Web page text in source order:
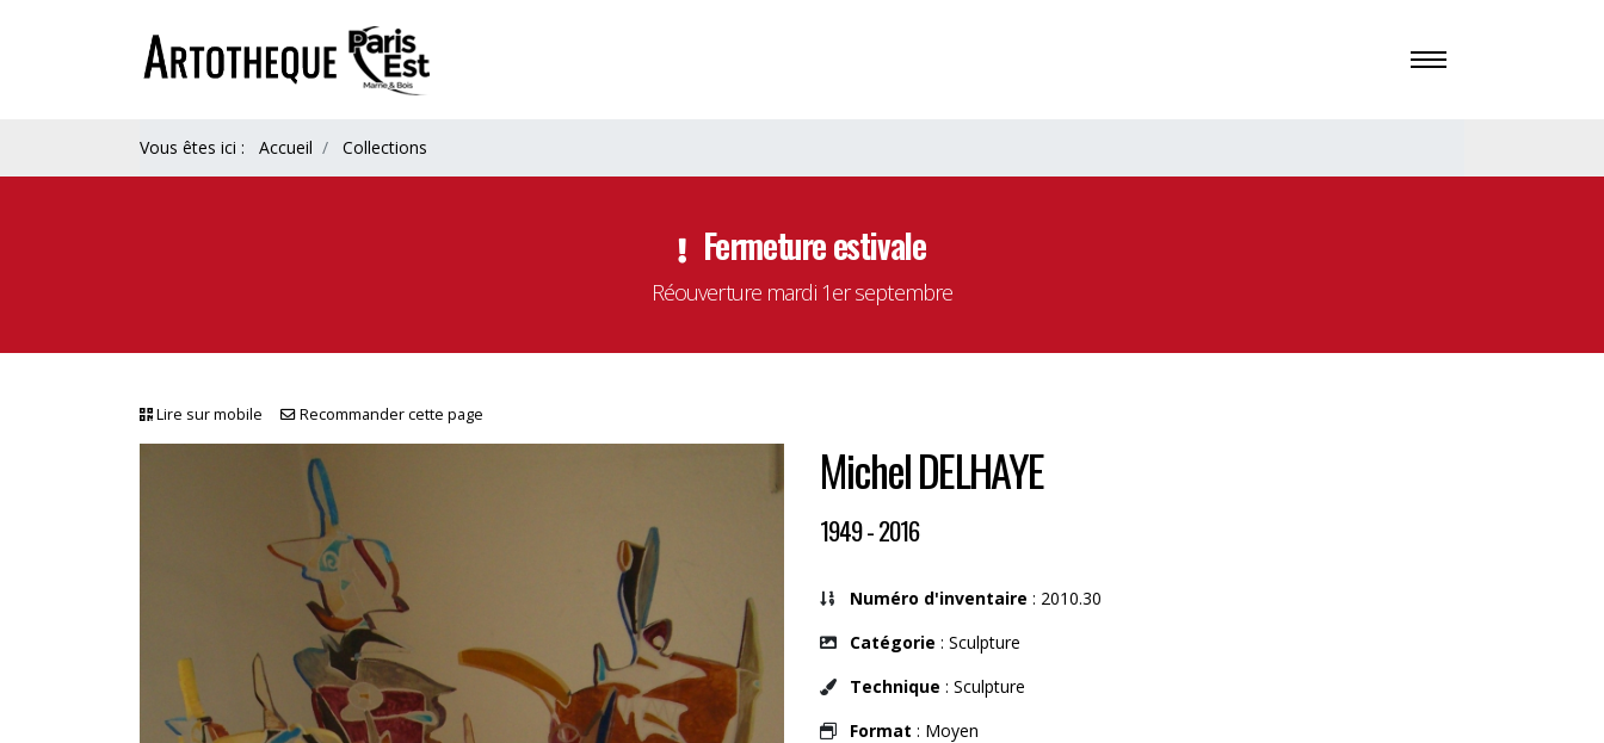
Vous êtes ici : Accueil Collections
Fermeture estivale
Réouverture mardi 1er septembre
Lire sur mobile Recommander cette page
Michel DELHAYE
1949 - 2016
Numéro d'inventaire : 2010.30
Catégorie : Sculpture
Technique : Sculpture
Format : Moyen